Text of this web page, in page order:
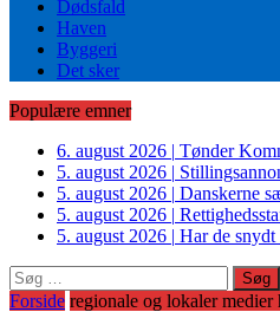
Dødsfald
Haven
Byggeri
Det sker
Populære emner
6. august 2026 | Tønder
5. august 2026 |
5. august 2026 | Danskerne
5. august 2026 |
5. august 2026 | Har de
Søg
efter:
Forside regionale og lokaler